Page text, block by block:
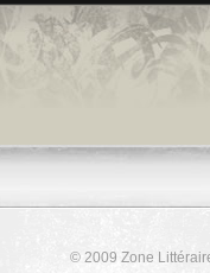
© 2009 Zone